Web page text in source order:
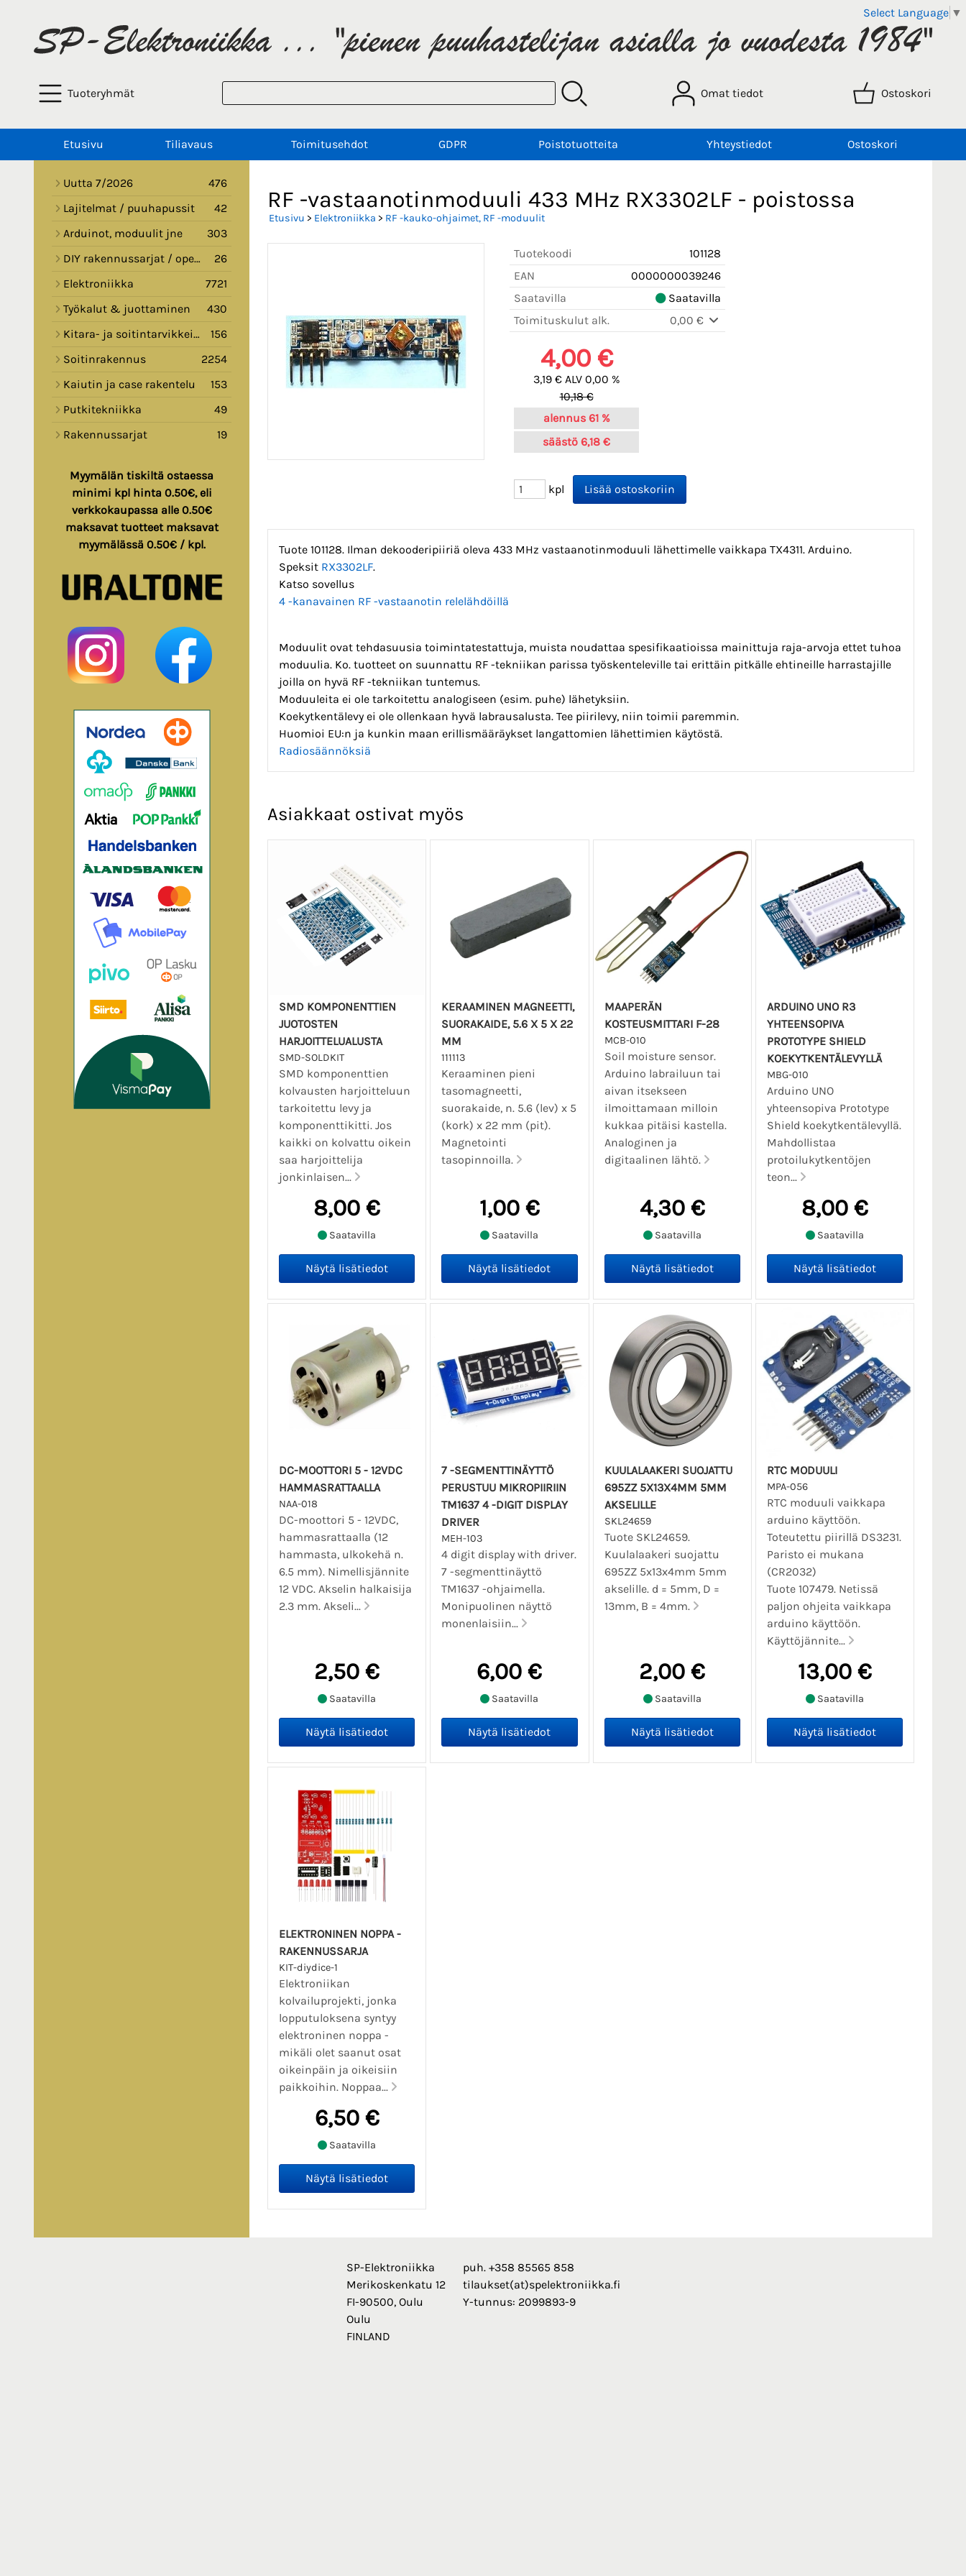
Select Language ▼
Tuoteryhmät Omat tiedot Ostoskori
Etusivu Tiliavaus Toimitusehdot GDPR Poistotuotteita Yhteystiedot Ostoskori
Uutta 7/2026
476
Lajitelmat / puuhapussit
42
Arduinot, moduulit jne
303
DIY rakennussarjat / opetussarjat
26
Elektroniikka
7721
Työkalut & juottaminen
430
Kitara- ja soitintarvikkeita
156
Soitinrakennus
2254
Kaiutin ja case rakentelu
153
Putkitekniikka
49
Rakennussarjat
19
Myymälän tiskiltä ostaessa
minimi kpl hinta 0.50€, eli
verkkokaupassa alle 0.50€
maksavat tuotteet maksavat
myymälässä 0.50€ / kpl.
RF -vastaanotinmoduuli 433 MHz RX3302LF - poistossa
Etusivu > Elektroniikka > RF -kauko-ohjaimet, RF -moduulit
Tuotekoodi
101128
EAN
0000000039246
Saatavilla
Saatavilla
Toimituskulut alk.
0,00 €
4,00 €
3,19 € ALV 0,00 %
10,18 €
alennus 61 %
säästö 6,18 €
kpl
Tuote 101128. Ilman dekooderipiiriä oleva 433 MHz vastaanotinmoduuli lähettimelle vaikkapa TX4311. Arduino.
Speksit RX3302LF.
Katso sovellus
4 -kanavainen RF -vastaanotin relelähdöillä
Moduulit ovat tehdasuusia toimintatestattuja, muista noudattaa spesifikaatioissa mainittuja raja-arvoja ettet tuhoa
moduulia. Ko. tuotteet on suunnattu RF -tekniikan parissa työskenteleville tai erittäin pitkälle ehtineille harrastajille
joilla on hyvä RF -tekniikan tuntemus.
Moduuleita ei ole tarkoitettu analogiseen (esim. puhe) lähetyksiin.
Koekytkentälevy ei ole ollenkaan hyvä labrausalusta. Tee piirilevy, niin toimii paremmin.
Huomioi EU:n ja kunkin maan erillismääräykset langattomien lähettimien käytöstä.
Radiosäännöksiä
Asiakkaat ostivat myös
SMD KOMPONENTTIEN
JUOTOSTEN
HARJOITTELUALUSTA
SMD-SOLDKIT
SMD komponenttien
kolvausten harjoitteluun
tarkoitettu levy ja
komponenttikitti. Jos
kaikki on kolvattu oikein
saa harjoittelija
jonkinlaisen...
8,00 €
Saatavilla
KERAAMINEN MAGNEETTI,
SUORAKAIDE, 5.6 X 5 X 22
MM
111113
Keraaminen pieni
tasomagneetti,
suorakaide, n. 5.6 (lev) x 5
(kork) x 22 mm (pit).
Magnetointi
tasopinnoilla.
1,00 €
Saatavilla
MAAPERÄN
KOSTEUSMITTARI F-28
MCB-010
Soil moisture sensor.
Arduino labrailuun tai
aivan itsekseen
ilmoittamaan milloin
kukkaa pitäisi kastella.
Analoginen ja
digitaalinen lähtö.
4,30 €
Saatavilla
ARDUINO UNO R3
YHTEENSOPIVA
PROTOTYPE SHIELD
KOEKYTKENTÄLEVYLLÄ
MBG-010
Arduino UNO
yhteensopiva Prototype
Shield koekytkentälevyllä.
Mahdollistaa
protoilukytkentöjen
teon...
8,00 €
Saatavilla
DC-MOOTTORI 5 - 12VDC
HAMMASRATTAALLA
NAA-018
DC-moottori 5 - 12VDC,
hammasrattaalla (12
hammasta, ulkokehä n.
6.5 mm). Nimellisjännite
12 VDC. Akselin halkaisija
2.3 mm. Akseli...
2,50 €
Saatavilla
7 -SEGMENTTINÄYTTÖ
PERUSTUU MIKROPIIRIIN
TM1637 4 -DIGIT DISPLAY
DRIVER
MEH-103
4 digit display with driver.
7 -segmenttinäyttö
TM1637 -ohjaimella.
Monipuolinen näyttö
monenlaisiin...
6,00 €
Saatavilla
KUULALAAKERI SUOJATTU
695ZZ 5X13X4MM 5MM
AKSELILLE
SKL24659
Tuote SKL24659.
Kuulalaakeri suojattu
695ZZ 5x13x4mm 5mm
akselille. d = 5mm, D =
13mm, B = 4mm.
2,00 €
Saatavilla
RTC MODUULI
MPA-056
RTC moduuli vaikkapa
arduino käyttöön.
Toteutettu piirillä DS3231.
Paristo ei mukana
(CR2032)
Tuote 107479. Netissä
paljon ohjeita vaikkapa
arduino käyttöön.
Käyttöjännite...
13,00 €
Saatavilla
ELEKTRONINEN NOPPA -
RAKENNUSSARJA
KIT-diydice-1
Elektroniikan
kolvailuprojekti, jonka
lopputuloksena syntyy
elektroninen noppa -
mikäli olet saanut osat
oikeinpäin ja oikeisiin
paikkoihin. Noppaa...
6,50 €
Saatavilla
SP-Elektroniikka
Merikoskenkatu 12
FI-90500, Oulu
Oulu
FINLAND
puh. +358 85565 858
tilaukset(at)spelektroniikka.fi
Y-tunnus: 2099893-9